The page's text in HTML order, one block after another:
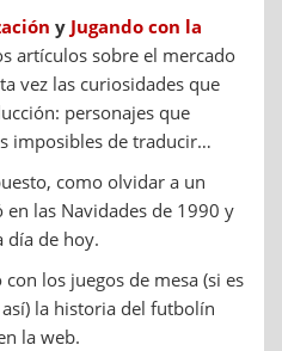
y Jugando con la
artículos sobre el mercado
vez las curiosidades que
personajes que
imposibles de traducir…
como olvidar a un
las Navidades de 1990 y
día de hoy.
con los juegos de mesa (si es
la historia del futbolín
la web.